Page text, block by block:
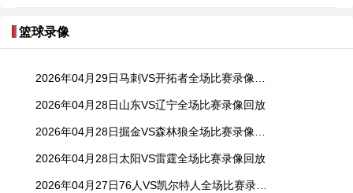
篮球录像
2026年04月29日马刺VS开拓者全场比赛录像回放
2026年04月28日山东VS辽宁全场比赛录像回放
2026年04月28日掘金VS森林狼全场比赛录像回放
2026年04月28日太阳VS雷霆全场比赛录像回放
2026年04月27日76人VS凯尔特人全场比赛录像回放